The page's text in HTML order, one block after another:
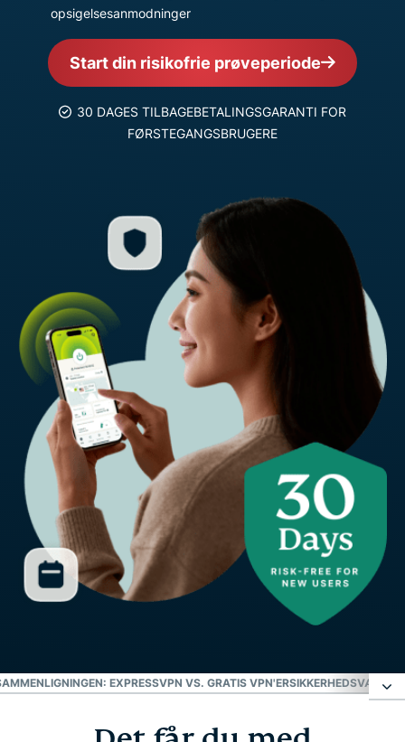
opsigelsesanmodninger
Start din risikofrie prøveperiode
30 DAGES TILBAGEBETALINGSGARANTI FOR
FØRSTEGANGSBRUGERE
EXPRESSVPN VS. GRATIS VPN'ER
Det får du med ExpressVPN-prøveperioden